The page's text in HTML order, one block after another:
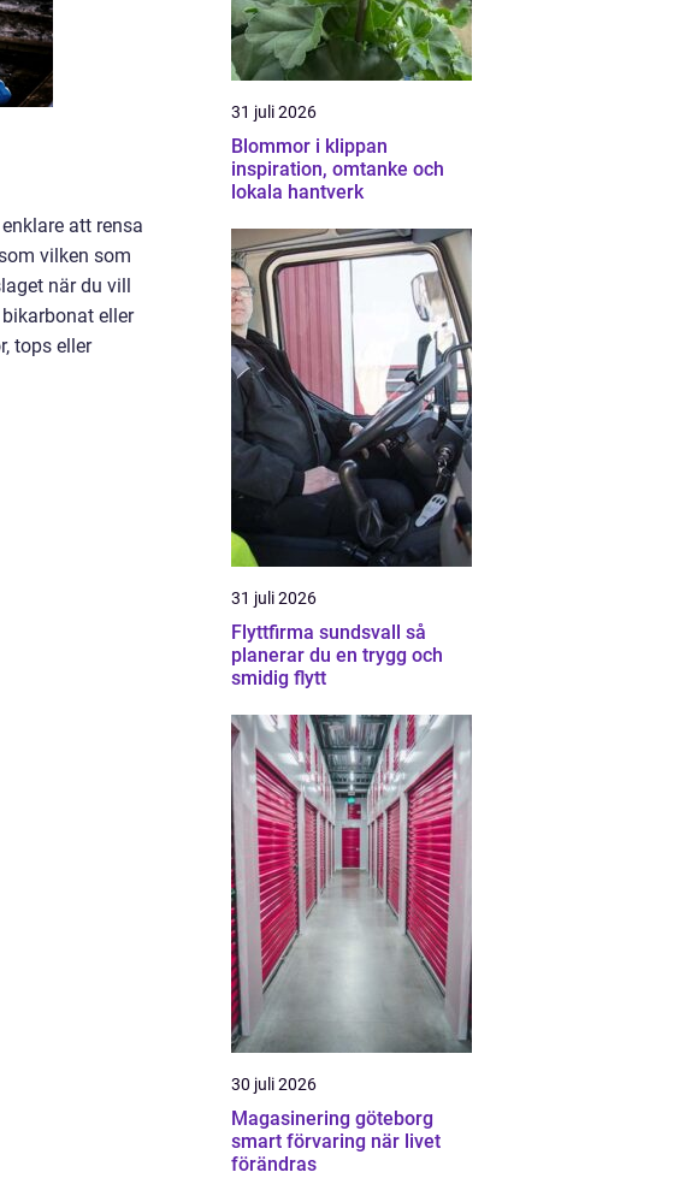
att rensa
vilken som
när du vill
eller
tops eller
31 juli 2026
Blommor i klippan
inspiration, omtanke och
lokala hantverk
31 juli 2026
Flyttfirma sundsvall så
planerar du en trygg och
smidig flytt
30 juli 2026
Magasinering göteborg
smart förvaring när livet
förändras